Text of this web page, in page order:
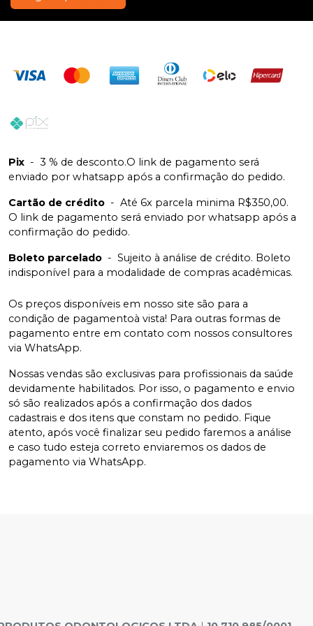
Pix - 3 % de desconto.O link de pagamento será
enviado por whatsapp após a confirmação do pedido.
Cartão de crédito - Até 6x parcela minima R$350,00.
O link de pagamento será enviado por whatsapp após a
confirmação do pedido.
Boleto parcelado - Sujeito à análise de crédito. Boleto
indisponível para a modalidade de compras acadêmicas.
Os preços disponíveis em nosso site são para a
condição de pagamentoà vista! Para outras formas de
pagamento entre em contato com nossos consultores
via WhatsApp.
Nossas vendas são exclusivas para profissionais da saúde
devidamente habilitados. Por isso, o pagamento e envio
só são realizados após a confirmação dos dados
cadastrais e dos itens que constam no pedido. Fique
atento, após você finalizar seu pedido faremos a análise
e caso tudo esteja correto enviaremos os dados de
pagamento via WhatsApp.